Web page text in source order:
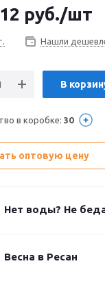
руб./шт
Нашли
В
в коробке: 30
оптовую цену
Нет воды? Не
Весна в Ресан